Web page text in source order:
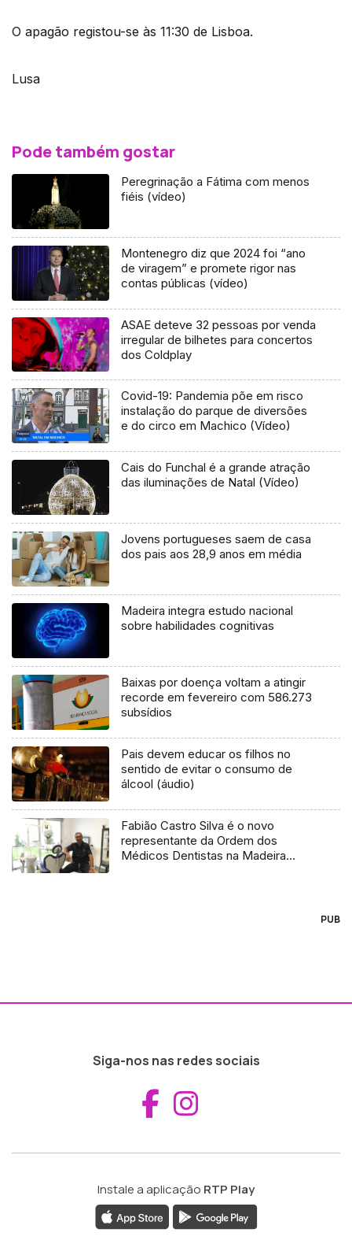
O apagão registou-se às 11:30 de Lisboa.
Lusa
Pode também gostar
Peregrinação a Fátima com menos
fiéis (vídeo)
Montenegro diz que 2024 foi “ano
de viragem” e promete rigor nas
contas públicas (vídeo)
ASAE deteve 32 pessoas por venda
irregular de bilhetes para concertos
dos Coldplay
Covid-19: Pandemia põe em risco
instalação do parque de diversões
e do circo em Machico (Vídeo)
Cais do Funchal é a grande atração
das iluminações de Natal (Vídeo)
Jovens portugueses saem de casa
dos pais aos 28,9 anos em média
Madeira integra estudo nacional
sobre habilidades cognitivas
Baixas por doença voltam a atingir
recorde em fevereiro com 586.273
subsídios
Pais devem educar os filhos no
sentido de evitar o consumo de
álcool (áudio)
Fabião Castro Silva é o novo
representante da Ordem dos
Médicos Dentistas na Madeira
PUB
Siga-nos nas redes sociais
Aceder ao
Instale a aplicação RTP Play